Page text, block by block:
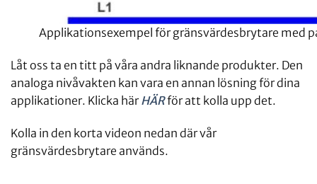
Applikationsexempel för gränsvärdesbrytare med
Låt oss ta en titt på våra andra liknande produkter. Den
analoga nivåvakten kan vara en annan lösning för dina
applikationer. Klicka härHÄRför att kolla upp det.
Kolla in den korta videon nedan där vår
gränsvärdesbrytare används.